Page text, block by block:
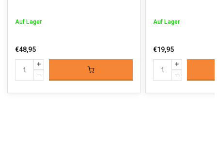
Auf Lager
€48,95
Auf Lager
€19,95